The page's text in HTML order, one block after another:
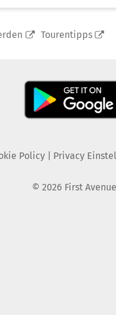
Tourentipps
Policy| Privacy
© 2026 First